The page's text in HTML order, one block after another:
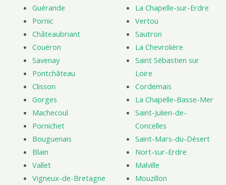
Guérande
Pornic
Châteaubriant
Couëron
Savenay
Pontchâteau
Clisson
Gorges
Machecoul
Pornichet
Bouguenais
Blain
Vallet
Vigneux-de-Bretagne
La Chapelle-sur-Erdre
Vertou
Sautron
La Chevrolière
Saint Sébastien sur
Loire
Cordemais
La Chapelle-Basse-Mer
Saint-Julien-de-
Concelles
Saint-Mars-du-Désert
Nort-sur-Erdre
Malville
Mouzillon